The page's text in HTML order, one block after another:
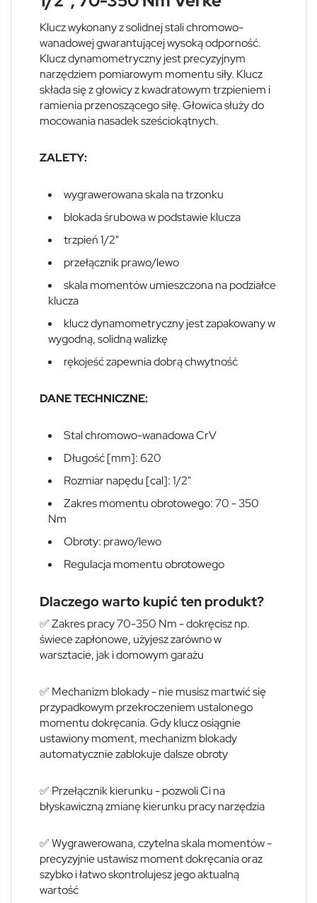
Klucz wykonany z solidnej stali chromowo-
wanadowej gwarantującej wysoką odporność.
Klucz dynamometryczny jest precyzyjnym
narzędziem pomiarowym momentu siły. Klucz
składa się z głowicy z kwadratowym trzpieniem i
ramienia przenoszącego siłę. Głowica służy do
mocowania nasadek sześciokątnych.
ZALETY:
wygrawerowana skala na trzonku
blokada śrubowa w podstawie klucza
trzpień 1/2"
przełącznik prawo/lewo
skala momentów umieszczona na podziałce
klucza
klucz dynamometryczny jest zapakowany w
wygodną, solidną walizkę
rękojeść zapewnia dobrą chwytność
DANE TECHNICZNE:
Stal chromowo-wanadowa CrV
Długość [mm]: 620
Rozmiar napędu [cal]: 1/2"
Zakres momentu obrotowego: 70 - 350
Nm
Obroty: prawo/lewo
Regulacja momentu obrotowego
Dlaczego warto kupić ten produkt?
✅ Zakres pracy 70-350 Nm - dokręcisz np.
świece zapłonowe, użyjesz zarówno w
warsztacie, jak i domowym garażu
✅ Mechanizm blokady - nie musisz martwić się
przypadkowym przekroczeniem ustalonego
momentu dokręcania. Gdy klucz osiągnie
ustawiony moment, mechanizm blokady
automatycznie zablokuje dalsze obroty
✅ Przełącznik kierunku - pozwoli Ci na
błyskawiczną zmianę kierunku pracy narzędzia
✅ Wygrawerowana, czytelna skala momentów -
precyzyjnie ustawisz moment dokręcania oraz
szybko i łatwo skontrolujesz jego aktualną
wartość